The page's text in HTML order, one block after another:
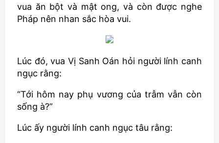
vua ăn bột và mật ong, và còn được nghe
Pháp nên nhan sắc hòa vui.
Lúc đó, vua Vị Sanh Oán hỏi người lính canh
ngục rằng:
“Tới hôm nay phụ vương của trẫm vẫn còn
sống à?”
Lúc ấy người lính canh ngục tâu rằng: